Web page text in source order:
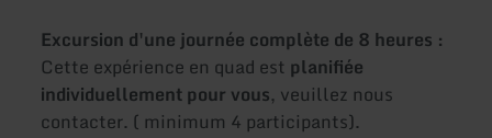
Excursion d'une journée complète de 8 heures :
Cette expérience en quad est planifiée
individuellement pour vous, veuillez nous
contacter. ( minimum 4 participants).